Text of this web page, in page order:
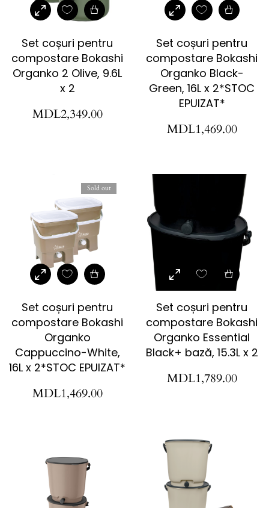
Set coșuri pentru
compostare Bokashi
Organko 2 Olive, 9.6L
x 2
MDL2,349.00
Set coșuri pentru
compostare Bokashi
Organko Black-
Green, 16L x 2*STOC
EPUIZAT*
MDL1,469.00
Sold out
Set coșuri pentru
compostare Bokashi
Organko
Cappuccino-White,
16L x 2*STOC EPUIZAT*
MDL1,469.00
Set coșuri pentru
compostare Bokashi
Organko Essential
Black+ bază, 15.3L x 2
MDL1,789.00